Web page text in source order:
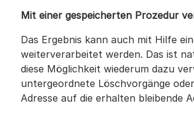
Mit einer gespeicherten Prozedur
Das Ergebnis kann auch mit Hilfe
weiterverarbeitet werden. Das ist
diese Möglichkeit wiederum dazu
untergeordnete Löschvorgänge
Adresse auf die erhalten bleibende